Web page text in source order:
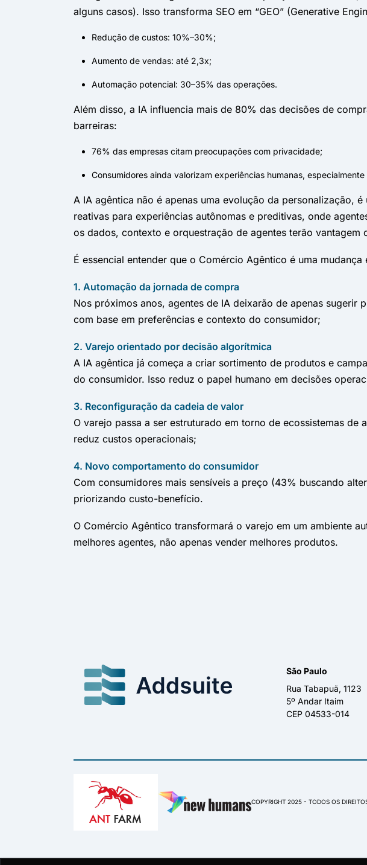
alguns casos). Isso transforma SEO em “GEO” (Generative
Redução de custos: 10%–30%;
Aumento de vendas: até 2,3x;
Automação potencial: 30–35% das operações.
Além disso, a IA influencia mais de 80% das decisões de
barreiras:
76% das empresas citam preocupações com privacidade;
Consumidores ainda valorizam experiências humanas,
A IA agêntica não é apenas uma evolução da personalização,
reativas para experiências autônomas e preditivas, onde
os dados, contexto e orquestração de agentes terão
É essencial entender que o Comércio Agêntico é uma
1. Automação da jornada de compra
Nos próximos anos, agentes de IA deixarão de apenas
com base em preferências e contexto do consumidor;
2. Varejo orientado por decisão algorítmica
A IA agêntica já começa a criar sortimento de produtos e
do consumidor. Isso reduz o papel humano em decisões
3. Reconfiguração da cadeia de valor
O varejo passa a ser estruturado em torno de ecossistemas
reduz custos operacionais;
4. Novo comportamento do consumidor
Com consumidores mais sensíveis a preço (43% buscando
priorizando custo-benefício.
O Comércio Agêntico transformará o varejo em um ambiente
melhores agentes, não apenas vender melhores produtos.
São Paulo
Rua Tabapuã, 1123
5º Andar Itaim
CEP 04533-014
COPYRIGHT 2025 - TODOS OS